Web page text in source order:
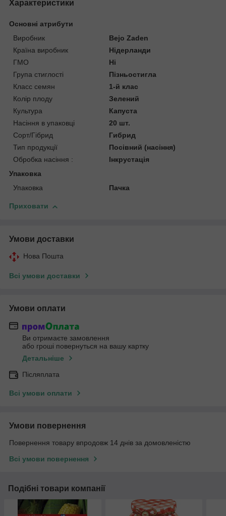
Характеристики
Основні атрибути
Виробник
Bejo Zaden
Країна виробник
Нідерланди
ГМО
Ні
Група стиглості
Пізньостигла
Класс семян
1-й клас
Колір плоду
Зелений
Культура
Капуста
Насіння в упаковці
20 шт.
Сорт/Гібрид
Гибрид
Тип продукції
Посівний (насіння)
Обробка насіння :
Інкрустація
Упаковка
Упаковка
Пачка
Приховати
Умови доставки
Нова Пошта
Всі умови доставки
Умови оплати
Ви отримаєте замовлення
або гроші повернуться на вашу картку
Детальніше
Післяплата
Всі умови оплати
Умови повернення
Повернення товару впродовж 14 днів за домовленістю
Всі умови повернення
Подібні товари компанії